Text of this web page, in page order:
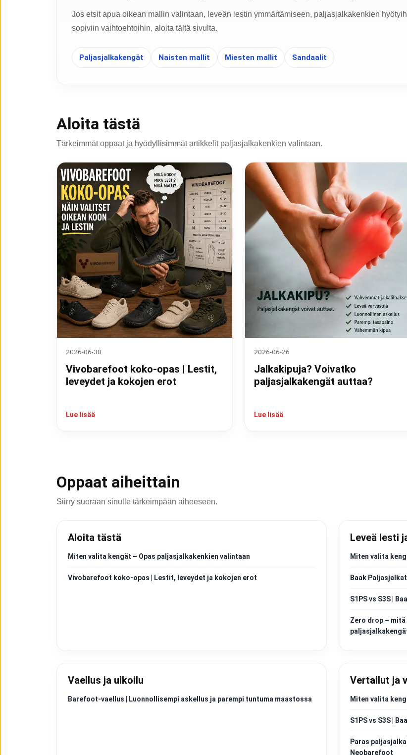
Jos etsit apua oikean mallin valintaan, leveän lestin ymmärtämiseen, paljasjalkakenkien
sopiviin vaihtoehtoihin, aloita tältä sivulta.
Paljasjalkakengät Naisten mallit Miesten mallit Sandaalit
Aloita tästä
Tärkeimmät oppaat ja hyödyllisimmät artikkelit paljasjalkakenkien valintaan.
2026-06-30
Vivobarefoot koko-opas | Lestit,
leveydet ja kokojen erot
Lue lisää
2026-06-26
Jalkakipuja? Voivatko
paljasjalkakengät auttaa?
Lue lisää
Oppaat aiheittain
Siirry suoraan sinulle tärkeimpään aiheeseen.
Aloita tästä
Miten valita kengät – Opas paljasjalkakenkien valintaan
Vivobarefoot koko-opas | Lestit, leveydet ja kokojen erot
Leveä lesti
Miten valita
Baak
S1PS vs S3S |
Zero drop –
Vaellus ja ulkoilu
Barefoot-vaellus | Luonnollisempi askellus ja parempi tuntuma maastossa
Vertailut ja
Miten valita
S1PS vs S3S |
Paras
Neobarefoot